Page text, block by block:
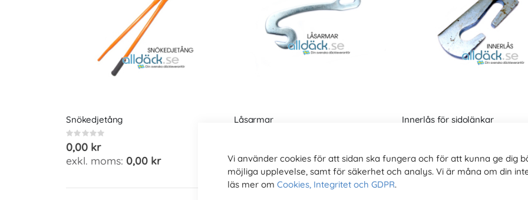
Vi använder cookies för att sidan ska fungera och för att kunna ge dig
möjliga upplevelse, samt för säkerhet och analys. Vi är måna om din
läs mer om Cookies, Integritet och GDPR.
Snökedjetång
Rating:
0%
0,00 kr
0,00 kr
Låsarmar
0,00 kr
Innerlås för sidolänkar
0,00 kr